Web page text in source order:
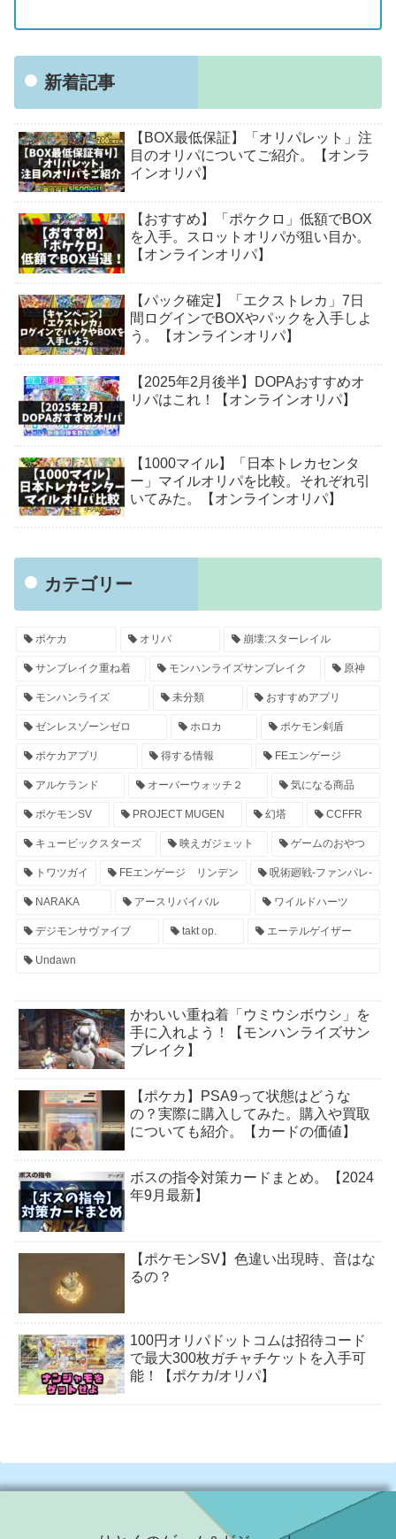
新着記事
【BOX最低保証】「オリパレット」注
目のオリパについてご紹介。【オンラ
インオリパ】
【おすすめ】「ポケクロ」低額でBOX
を入手。スロットオリパが狙い目か。
【オンラインオリパ】
【パック確定】「エクストレカ」7日
間ログインでBOXやパックを入手しよ
う。【オンラインオリパ】
【2025年2月後半】DOPAおすすめオ
リパはこれ！【オンラインオリパ】
【1000マイル】「日本トレカセンタ
ー」マイルオリパを比較。それぞれ引
いてみた。【オンラインオリパ】
カテゴリー
ポケカ オリパ 崩壊:スターレイル
サンブレイク重ね着 モンハンライズサンブレイク 原神
モンハンライズ 未分類 おすすめアプリ
ゼンレスゾーンゼロ ホロカ ポケモン剣盾
ポケカアプリ 得する情報 FEエンゲージ
アルケランド オーバーウォッチ２ 気になる商品
ポケモンSV PROJECT MUGEN 幻塔 CCFFR
キュービックスターズ 映えガジェット ゲームのおやつ
トワツガイ FEエンゲージ リンデン 呪術廻戦-ファンパレ-
NARAKA アースリバイバル ワイルドハーツ
デジモンサヴァイブ takt op. エーテルゲイザー
Undawn
かわいい重ね着「ウミウシボウシ」を
手に入れよう！【モンハンライズサン
ブレイク】
【ポケカ】PSA9って状態はどうな
の？実際に購入してみた。購入や買取
についても紹介。【カードの価値】
ボスの指令対策カードまとめ。【2024
年9月最新】
【ポケモンSV】色違い出現時、音はな
るの？
100円オリパドットコムは招待コード
で最大300枚ガチャチケットを入手可
能！【ポケカ/オリパ】